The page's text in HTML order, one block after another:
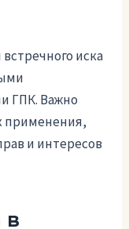
иска
ГПК. Важно
применения,
и интересов
в